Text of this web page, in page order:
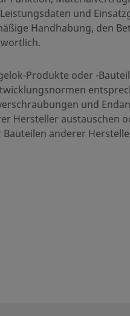
und
Handhabung, den
Produkte oder -
und
Hersteller austauschen
anderer